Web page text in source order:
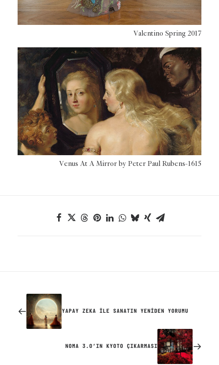
Valentino Spring 2017
Venus At A Mirror by Peter Paul Rubens-1615
YAPAY ZEKA İLE SANATIN YENİDEN YORUMU
NOMA 3.0’IN KYOTO ÇIKARMASI